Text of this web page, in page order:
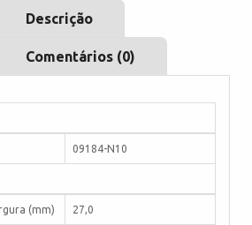
Descrição
Comentários (0)
09184-N10
(mm) 27,0